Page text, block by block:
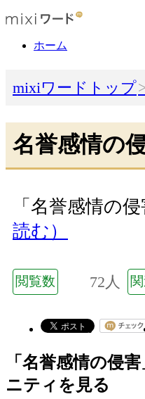
ホーム
mixiワードトップ
名誉感情の
「名誉感情の
読む）
閲覧数 72人
「名誉感情の侵
ニティを見る